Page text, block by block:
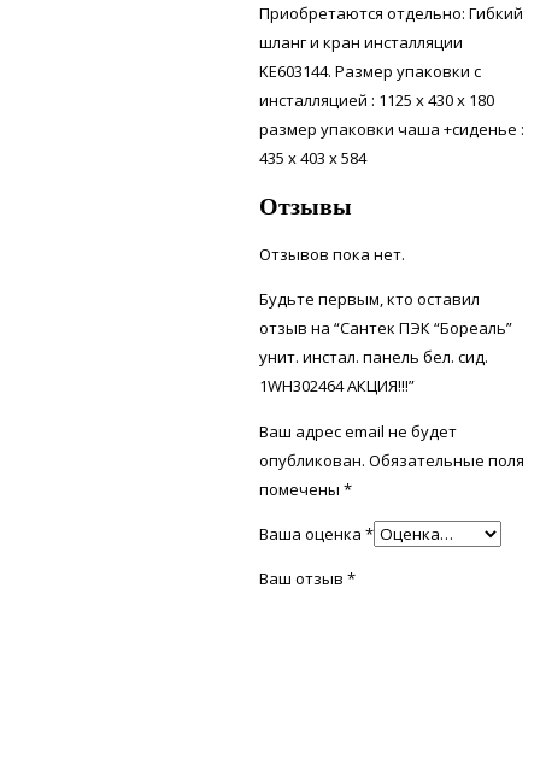
Приобретаются отдельно: Гибкий
шланг и кран инсталляции
KE603144. Размер упаковки с
инсталляцией : 1125 х 430 х 180
размер упаковки чаша +сиденье :
435 х 403 х 584
Отзывы
Отзывов пока нет.
Будьте первым, кто оставил
отзыв на “Сантек ПЭК “Бореаль”
унит. инстал. панель бел. сид.
1WH302464 АКЦИЯ!!!”
Ваш адрес email не будет
опубликован. Обязательные поля
помечены*
Ваша оценка*
Ваш отзыв*